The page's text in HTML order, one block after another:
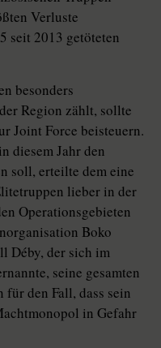
Verluste
seit 2013 getöteten
besonders
Region zählt, sollte
Joint Force beisteuern.
diesem Jahr den
soll, erteilte dem eine
lieber in der
Operationsgebieten
Boko
Déby, der sich im
seine gesamten
den Fall, dass sein
in Gefahr